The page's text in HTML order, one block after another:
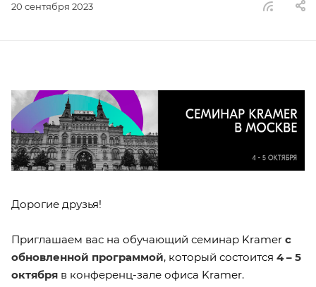
20 сентября 2023
Дорогие друзья!
Приглашаем вас на обучающий семинар Kramer с
обновленной программой, который состоится 4 – 5
октября в конференц-зале офиса Kramer.